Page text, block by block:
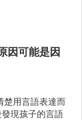
因可能是因
楚用言語表達而
現孩子的言語